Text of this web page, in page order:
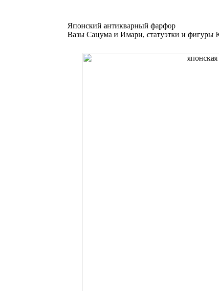
Японский антикварный фарфор
Вазы Сацума и Имари, статуэтки и фигуры